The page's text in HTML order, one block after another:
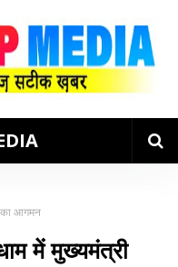
का आगमन
में मुख्यमंत्री